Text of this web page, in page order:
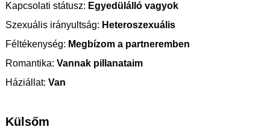
Kapcsolati státusz: Egyedülálló vagyok
Szexuális irányultság: Heteroszexuális
Féltékenység: Megbízom a partneremben
Romantika: Vannak pillanataim
Háziállat: Van
Külsőm